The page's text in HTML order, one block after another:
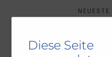
Ambivalenz in den
ORF-III-Dokumentation
Diese Seite